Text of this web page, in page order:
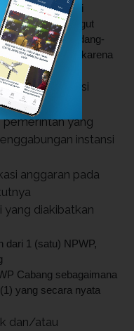
tidak memenuhi
dan/atau pemungut
peraturan perundang-
yang dilikuidasi karena
Instansi
pemerintah yang
instansi
anggaran pada
diakibatkan
dari 1 (satu) NPWP,
Cabang sebagaimana
yang secara nyata
dan/atau